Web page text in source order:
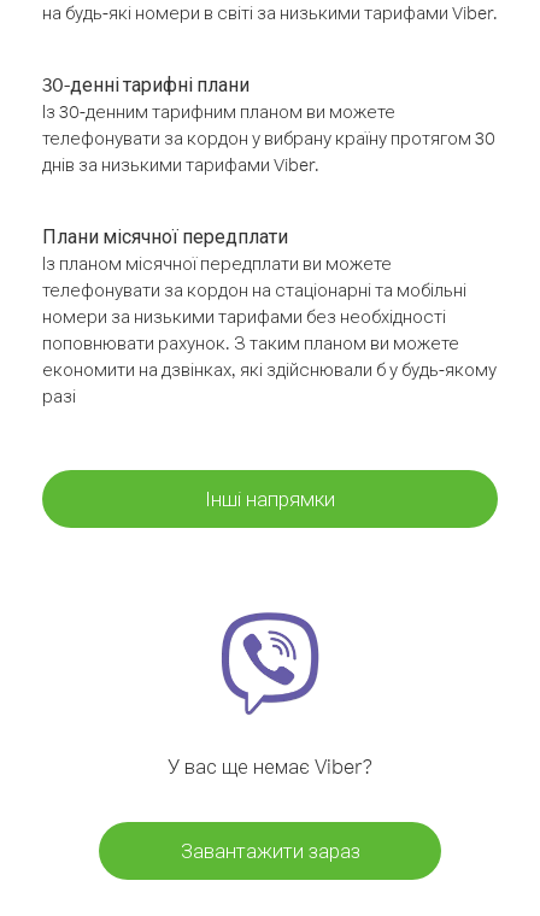
на будь-які номери в світі за низькими тарифами Viber.
30-денні тарифні плани
Із 30-денним тарифним планом ви можете
телефонувати за кордон у вибрану країну протягом 30
днів за низькими тарифами Viber.
Плани місячної передплати
Із планом місячної передплати ви можете
телефонувати за кордон на стаціонарні та мобільні
номери за низькими тарифами без необхідності
поповнювати рахунок. З таким планом ви можете
економити на дзвінках, які здійснювали б у будь-якому
разі
Інші напрямки
У вас ще немає Viber?
Завантажити зараз